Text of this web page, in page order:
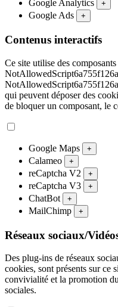
Google Analytics +
Google Ads +
Contenus interactifs
Ce site utilise des
qui peuvent déposer des
de bloquer un composant, le
Google Maps +
Calameo +
reCaptcha V2 +
reCaptcha V3 +
ChatBot +
MailChimp +
Réseaux sociaux/
Des plug-ins de réseaux
cookies, sont présents sur ce
convivialité et la promotion
sociales.